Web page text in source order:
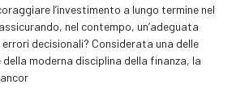
l’investimento a lungo termine nel
nel contempo, un’adeguata
decisionali? Considerata una delle
moderna disciplina della finanza, la